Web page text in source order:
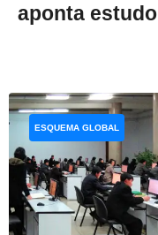
aponta estudo
ESQUEMA GLOBAL